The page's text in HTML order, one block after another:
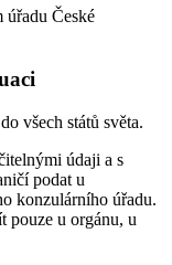
úřadu České
všech států světa.
údaji a s
podat u
konzulárního úřadu.
pouze u orgánu, u